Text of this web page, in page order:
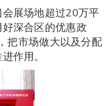
展场地超过20万平
深合区的优惠政
把市场做大以及分配
作用。